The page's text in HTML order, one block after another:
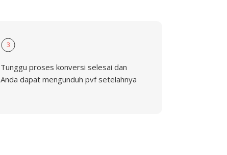
3
Tunggu proses konversi selesai dan
Anda dapat mengunduh pvf setelahnya